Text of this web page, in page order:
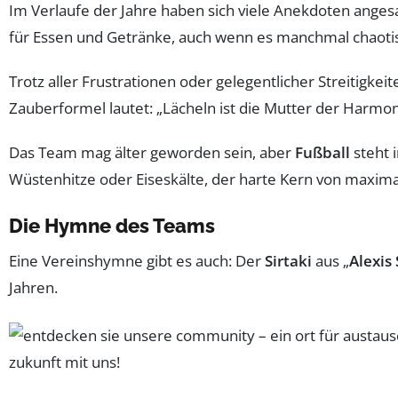
Im Verlaufe der Jahre haben sich viele Anekdoten
für Essen und Getränke, auch wenn es manchmal
Trotz aller Frustrationen oder gelegentlicher
Zauberformel lautet: „Lächeln ist die Mutter der
Das Team mag älter geworden sein, aber Fußball steht
Wüstenhitze oder Eiseskälte, der harte Kern von
Die Hymne des Teams
Eine Vereinshymne gibt es auch: DerSirtaki aus „Alexis
Jahren.